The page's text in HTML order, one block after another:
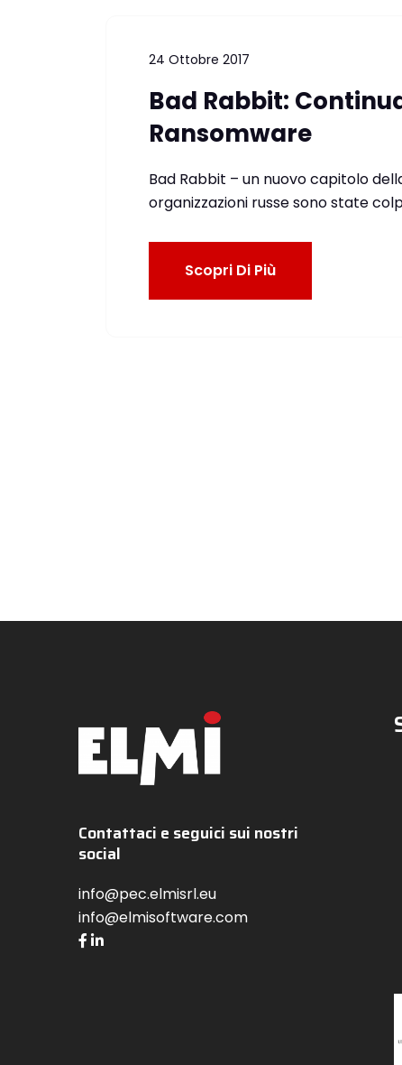
24 Ottobre 2017
Bad Rabbit:
Ransomware
Bad Rabbit – un nuovo capitolo
organizzazioni russe sono state
Scopri Di Più
Contattaci e seguici sui nostri
social
info@pec.elmisrl.eu
info@elmisoftware.com